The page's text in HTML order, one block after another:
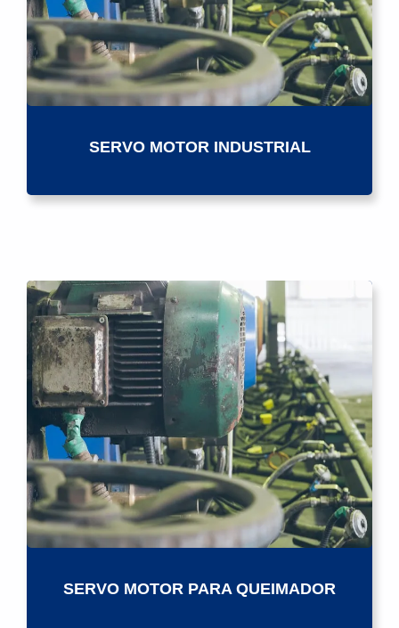
SERVO MOTOR INDUSTRIAL
SERVO MOTOR PARA QUEIMADOR